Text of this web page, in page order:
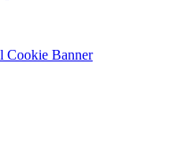
Cookie Banner